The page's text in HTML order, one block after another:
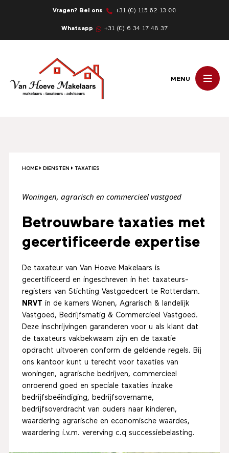
Vragen? Bel ons +31 (0) 115 62 13 00
Whatsapp +31 (0) 6 34 17 48 37
MENU
HOME DIENSTEN TAXATIES
Woningen, agrarisch en commercieel vastgoed
Betrouwbare taxaties met
gecertificeerde expertise
De taxateur van Van Hoeve Makelaars is
gecertificeerd en ingeschreven in het taxateurs-
registers van Stichting Vastgoedcert te Rotterdam.
NRVT in de kamers Wonen, Agrarisch & landelijk
Vastgoed, Bedrijfsmatig & Commercieel Vastgoed.
Deze inschrijvingen garanderen voor u als klant dat
de taxateurs vakbekwaam zijn en de taxatie
opdracht uitvoeren conform de geldende regels. Bij
ons kantoor kunt u terecht voor taxaties van
woningen, agrarische bedrijven, commercieel
onroerend goed en speciale taxaties inzake
bedrijfsbeëindiging, bedrijfsovername,
bedrijfsoverdracht van ouders naar kinderen,
waardering agrarische en economische waardes,
waardering i.v.m. vererving c.q successiebelasting.